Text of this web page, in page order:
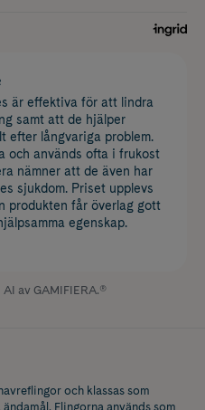
är effektiva för att lindra
samt att de hjälper
efter långvariga problem.
och används ofta i frukost
nämner att de även har
sjukdom. Priset upplevs
produkten får överlag gott
egenskap.
av GAMIFIERA.®
och klassas som
Flingorna används som